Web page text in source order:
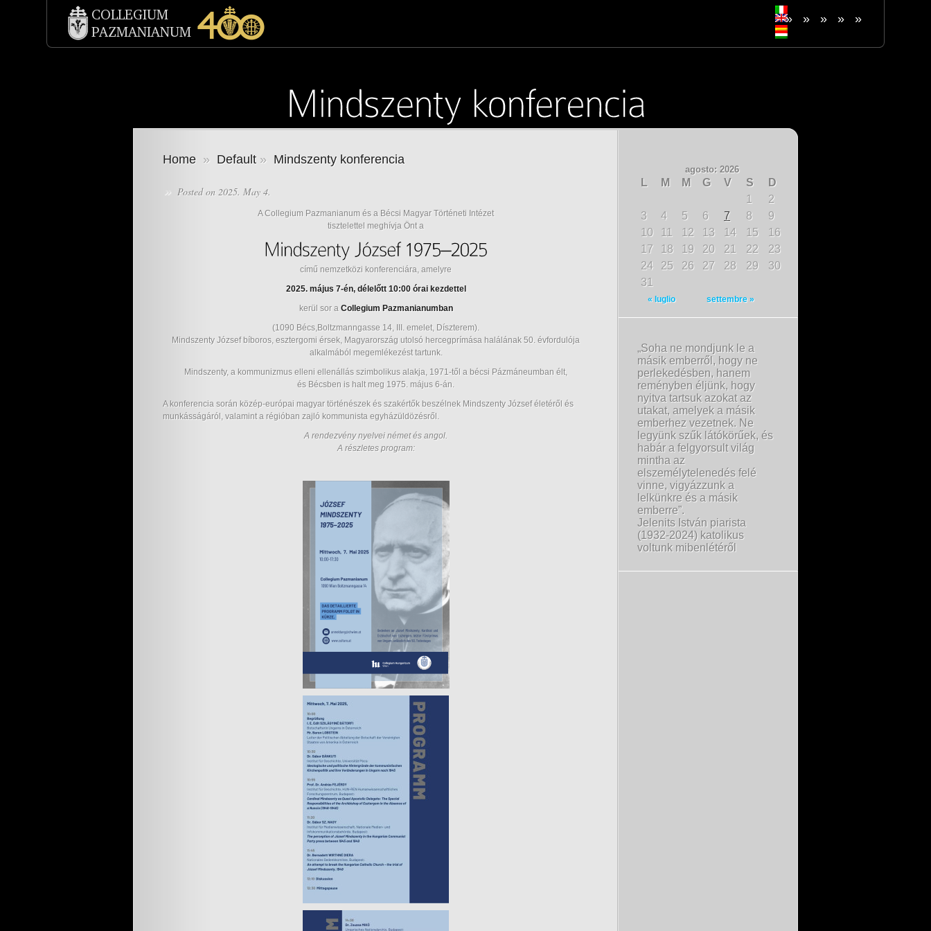
» » » » »
Home » Default » Mindszenty konferencia
» Posted on 2025. May 4.
A Collegium Pazmanianum és a Bécsi Magyar Történeti Intézet
tisztelettel meghívja Önt a
című nemzetközi konferenciára, amelyre
2025. május 7-én, délelőtt 10:00 órai kezdettel
kerül sor a Collegium Pazmanianumban
(1090 Bécs,Boltzmanngasse 14, III. emelet, Díszterem).
Mindszenty József bíboros, esztergomi érsek, Magyarország utolsó hercegprímása halálának 50. évfordulója
alkalmából megemlékezést tartunk.
Mindszenty, a kommunizmus elleni ellenállás szimbolikus alakja, 1971-től a bécsi Pázmáneumban élt,
és Bécsben is halt meg 1975. május 6-án.
A konferencia során közép-európai magyar történészek és szakértők beszélnek Mindszenty József életéről és
munkásságáról, valamint a régióban zajló kommunista egyházüldözésről.
A rendezvény nyelvei német és angol.
A részletes program:
agosto: 2026
L M M G V S D
« luglio settembre »
1
2
3
4 5 6 7 8
9
10
11 12 13 14 15
16
17
18 19 20 21 22
23
24
25 26 27 28 29
30
31
„Soha ne mondjunk le a
másik emberről, hogy ne
perlekedésben, hanem
reményben éljünk, hogy
nyitva tartsuk azokat az
utakat, amelyek a másik
emberhez vezetnek. Ne
legyünk szűk látókörűek, és
habár a felgyorsult világ
mintha az
elszemélytelenedés felé
vinne, vigyázzunk a
lelkünkre és a másik
emberre”.
Jelenits István piarista
(1932-2024) katolikus
voltunk mibenlétéről